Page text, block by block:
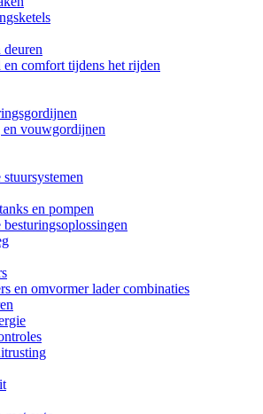
deuren
comfort tijdens het rijden
en vouwgordijnen
en pompen
en omvormer lader combinaties